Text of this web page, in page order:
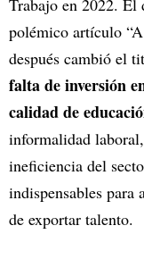
Trabajo en 2022.
polémico artículo
después cambió el
falta de inversión
calidad de
informalidad
ineficiencia del
indispensables para
de exportar talento.